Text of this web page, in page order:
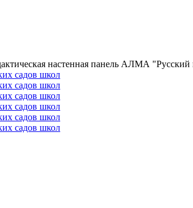
настенная панель АЛМА